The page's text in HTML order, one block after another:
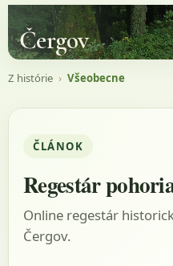
Čergov
Z histórie › Všeobecne
ČLÁNOK
Regestár
Online regestár
Čergov.